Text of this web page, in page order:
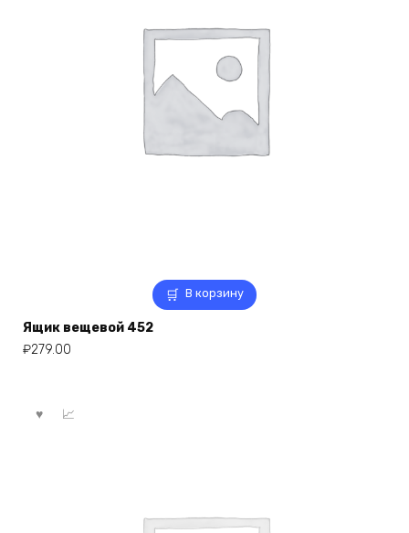
В корзину
Ящик вещевой 452
₽279.00